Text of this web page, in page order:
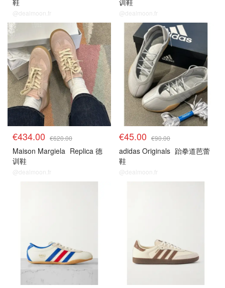
鞋
@dealmoon.fr
训鞋
@dealmoon.fr
€434.00 €620.00
Maison Margiela Replica 德
训鞋
@dealmoon.fr
€45.00 €90.00
adidas Originals 跆拳道芭蕾
鞋
@dealmoon.fr